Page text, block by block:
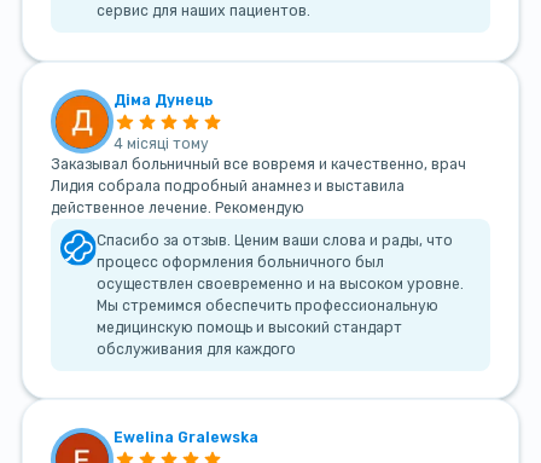
сервис для наших пациентов.
Діма Дунець
4 місяці тому
Заказывал больничный все вовремя и качественно, врач
Лидия собрала подробный анамнез и выставила
действенное лечение. Рекомендую
Спасибо за отзыв. Ценим ваши слова и рады, что
процесс оформления больничного был
осуществлен своевременно и на высоком уровне.
Мы стремимся обеспечить профессиональную
медицинскую помощь и высокий стандарт
обслуживания для каждого
Ewelina Gralewska